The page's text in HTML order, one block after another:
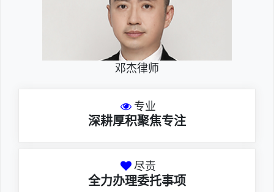
邓杰律师
专业
深耕厚积聚焦专注
尽责
全力办理委托事项